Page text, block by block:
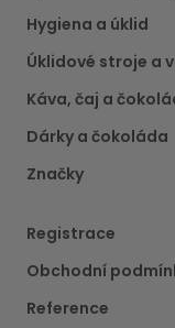
Hygiena a úklid
Úklidové stroje a
Káva, čaj a
Dárky a čokoláda
Značky
Registrace
Obchodní
Reference